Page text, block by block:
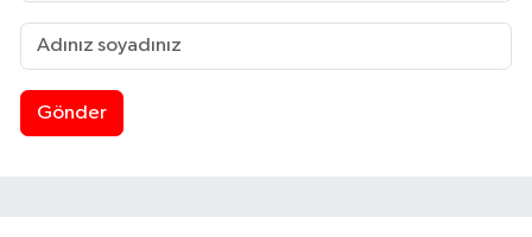
Gönder